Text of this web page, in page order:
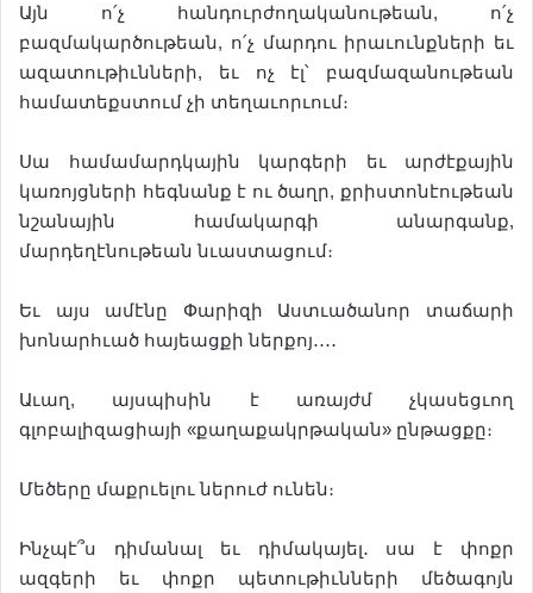
Այն ո՛չ հանդուրժողականութեան, ո՛չ
բազմակարծութեան, ո՛չ մարդու իրաւունքների եւ
ազատութիւնների, եւ ոչ էլ՝ բազմազանութեան
համատեքստում չի տեղաւորւում։
Սա համամարդկային կարգերի եւ արժէքային
կառոյցների հեգնանք է ու ծաղր, քրիստոնէութեան
նշանային համակարգի անարգանք,
մարդեղէնութեան նւաստացում։
Եւ այս ամէնը Փարիզի Աստւածանոր տաճարի
խոնարհւած հայեացքի ներքոյ․․․․
Աւաղ, այսպիսին է առայժմ չկասեցւող
գլոբալիզացիայի «քաղաքակրթական» ընթացքը։
Մեծերը մաքրւելու ներուժ ունեն։
Ինչպէ՞ս դիմանալ եւ դիմակայել․ սա է փոքր
ազգերի եւ փոքր պետութիւնների մեծագոյն